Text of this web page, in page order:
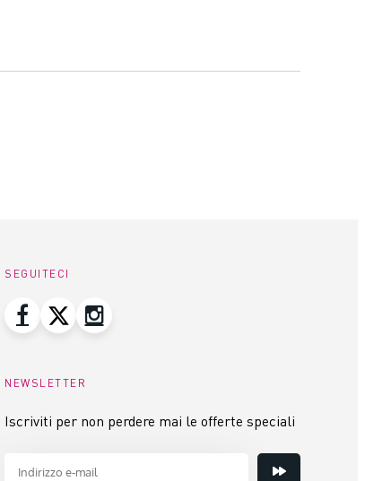
SEGUITECI
NEWSLETTER
Iscriviti per non perdere mai le offerte speciali